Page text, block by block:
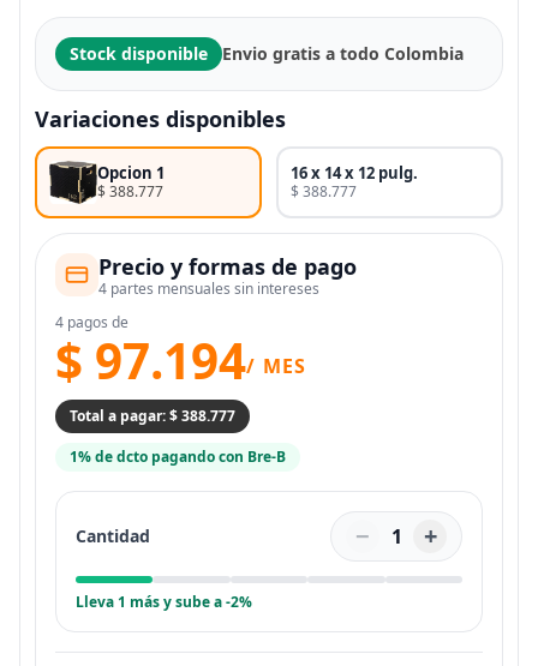
Stock disponible Envio gratis a todo Colombia
Variaciones disponibles
Opcion 1
$ 388.777
16 x 14 x 12 pulg.
$ 388.777
Precio y formas de pago
4 partes mensuales sin intereses
4 pagos de
$ 97.194/ MES
Total a pagar: $ 388.777
1% de dcto pagando con Bre-B
Cantidad − 1 +
Lleva 1 más y sube a -2%